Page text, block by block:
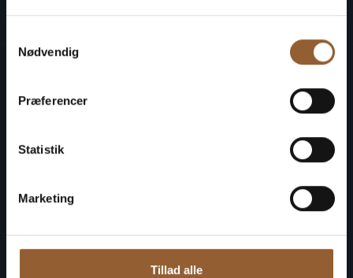
Nødvendig
Præferencer
Statistik
Marketing
Tillad alle